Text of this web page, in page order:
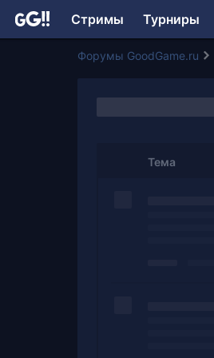
Стримы Турниры
Форумы GoodGame.ru
Тема